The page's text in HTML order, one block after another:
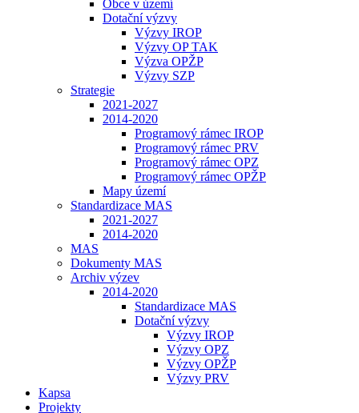
Obce v území
Dotační výzvy
Výzvy IROP
Výzvy OP TAK
Výzva OPŽP
Výzvy SZP
Strategie
2021-2027
2014-2020
Programový rámec IROP
Programový rámec PRV
Programový rámec OPZ
Programový rámec OPŽP
Mapy území
Standardizace MAS
2021-2027
2014-2020
MAS
Dokumenty MAS
Archiv výzev
2014-2020
Standardizace MAS
Dotační výzvy
Výzvy IROP
Výzvy OPZ
Výzvy OPŽP
Výzvy PRV
Kapsa
Projekty